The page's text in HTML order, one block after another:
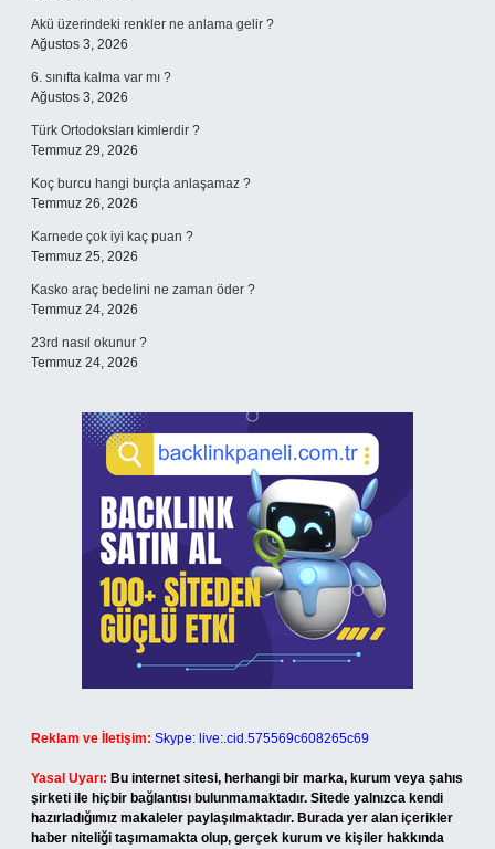
Akü üzerindeki renkler ne anlama gelir ?
Ağustos 3, 2026
6. sınıfta kalma var mı ?
Ağustos 3, 2026
Türk Ortodoksları kimlerdir ?
Temmuz 29, 2026
Koç burcu hangi burçla anlaşamaz ?
Temmuz 26, 2026
Karnede çok iyi kaç puan ?
Temmuz 25, 2026
Kasko araç bedelini ne zaman öder ?
Temmuz 24, 2026
23rd nasıl okunur ?
Temmuz 24, 2026
Reklam ve İletişim: Skype: live:.cid.575569c608265c69
Yasal Uyarı: Bu internet sitesi, herhangi bir marka, kurum veya şahıs
şirketi ile hiçbir bağlantısı bulunmamaktadır. Sitede yalnızca kendi
hazırladığımız makaleler paylaşılmaktadır. Burada yer alan içerikler
haber niteliği taşımamakta olup, gerçek kurum ve kişiler hakkında